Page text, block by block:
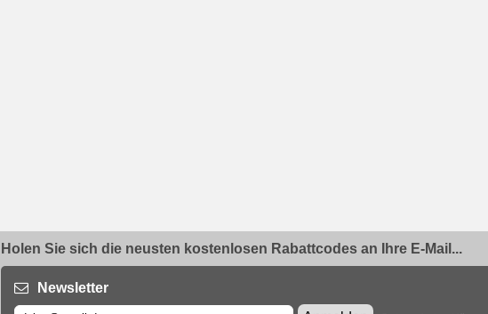
Holen Sie sich die neusten kostenlosen Rabattcodes an Ihre E-Mail...
Newsletter